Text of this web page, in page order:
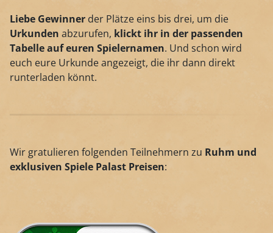
Liebe Gewinner der Plätze eins bis drei, um die
Urkunden abzurufen, klickt ihr in der passenden
Tabelle auf euren Spielernamen. Und schon wird
euch eure Urkunde angezeigt, die ihr dann direkt
runterladen könnt.
Wir gratulieren folgenden Teilnehmern zu Ruhm und
exklusiven Spiele Palast Preisen: